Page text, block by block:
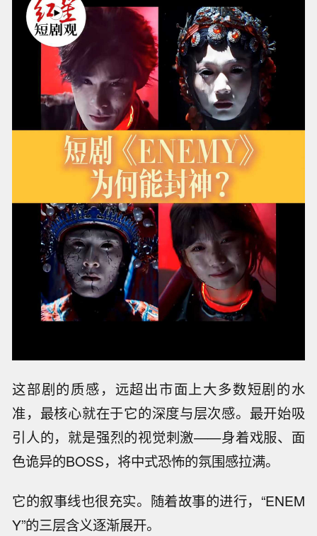
这部剧的质感，远超出市面上大多数短剧的水
准，最核心就在于它的深度与层次感。最开始吸
引人的，就是强烈的视觉刺激——身着戏服、面
色诡异的BOSS，将中式恐怖的氛围感拉满。
它的叙事线也很充实。随着故事的进行，“ENEM
Y”的三层含义逐渐展开。